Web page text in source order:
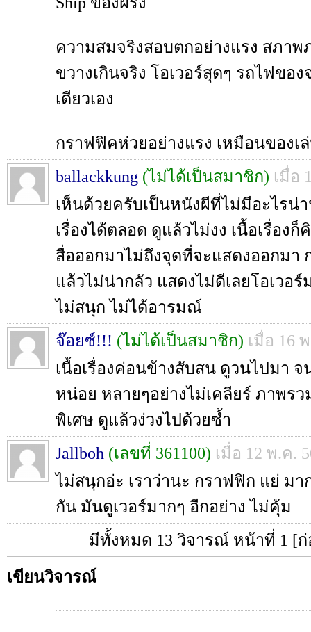
ความสมจริงสอบตกอย่างแรง สภาพ
ขวางเกินจริง โอเวอร์สุดๆ รถไฟขอ
เดียวเอง
กราฟฟิคห่วยอย่างแรง เหมือนของเ
ballackkung (ไม่ได้เป็นสมาชิก) เมื่อ
เห็นด้วยครับเป็นหนังผีที่ไม่มีอะไรน่า
เรื่องได้ตลอด ดูแล้วไม่งง เนื้อเรื่อง
สื่อออกมาไม่ถึงจุดที่จะแสดงออกมา
แล้วไม่น่ากลัว แสดงไม่ดีเลยโอเวอ
ไม่สนุก ไม่ได้อารมณ์
จ๊อยซ์!!! (ไม่ได้เป็นสมาชิก) เมื่อ 16
เนื้อเรื่องค่อนข้างสับสน ดูวนไปมา จ
หน่อย หลายๆอย่างไม่เคลียร์ ภาพร
พิเศษ ดูแล้วง่วงไปด้วยซ้ำ
Jallboh (เลขที่ 361100) เมื่อ 12 พ.ค.
ไม่สนุกอ่ะ เราว่านะ กราฟฟิก แย่ มา
กัน มันดูเวอร์มากๆ อีกอย่าง ไม่คุ้ม
มีทั้งหมด 13 วิจารณ์ หน้าที่ 1 [
เขียนวิจารณ์